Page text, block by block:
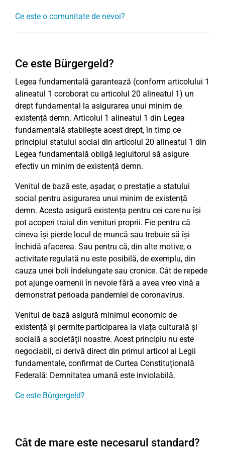
Ce este o comunitate de nevoi?
Ce este Bürgergeld?
Legea fundamentală garantează (conform articolului 1
alineatul 1 coroborat cu articolul 20 alineatul 1) un
drept fundamental la asigurarea unui minim de
existență demn. Articolul 1 alineatul 1 din Legea
fundamentală stabilește acest drept, în timp ce
principiul statului social din articolul 20 alineatul 1 din
Legea fundamentală obligă legiuitorul să asigure
efectiv un minim de existență demn.
Venitul de bază este, așadar, o prestație a statului
social pentru asigurarea unui minim de existență
demn. Acesta asigură existența pentru cei care nu își
pot acoperi traiul din venituri proprii. Fie pentru că
cineva își pierde locul de muncă sau trebuie să își
închidă afacerea. Sau pentru că, din alte motive, o
activitate regulată nu este posibilă, de exemplu, din
cauza unei boli îndelungate sau cronice. Cât de repede
pot ajunge oamenii în nevoie fără a avea vreo vină a
demonstrat perioada pandemiei de coronavirus.
Venitul de bază asigură minimul economic de
existență și permite participarea la viața culturală și
socială a societății noastre. Acest principiu nu este
negociabil, ci derivă direct din primul articol al Legii
fundamentale, confirmat de Curtea Constituțională
Federală: Demnitatea umană este inviolabilă.
Ce este Bürgergeld?
Cât de mare este necesarul standard?